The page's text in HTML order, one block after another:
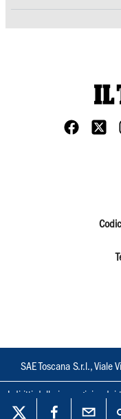
SAE Toscana S.r.l.,
I diritti delle immagini e dei
loro riproduzione con